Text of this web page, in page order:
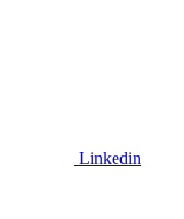
Linkedin